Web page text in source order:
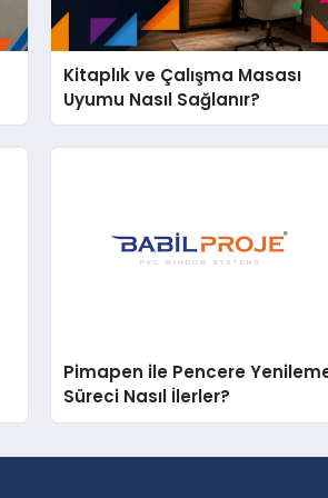
Kitaplık ve Çalışma Masası
Uyumu Nasıl Sağlanır?
Pimapen ile Pencere
Süreci Nasıl İlerler?